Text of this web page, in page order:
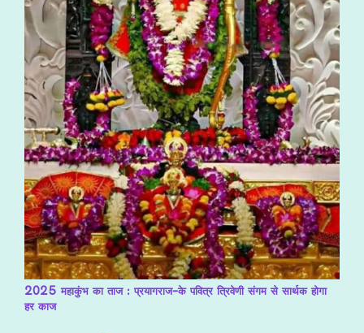
2025 महाकुंभ का ताज : प्रयागराज-के पवित्र त्रिवेणी संगम से सार्थक होगा
हर काज